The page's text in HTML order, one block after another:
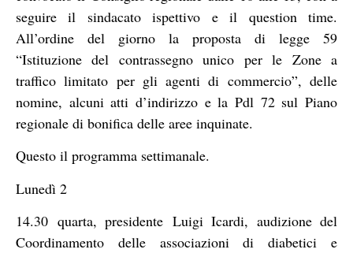
seguire il sindacato ispettivo e il question time.
All’ordine del giorno la proposta di legge 59
“Istituzione del contrassegno unico per le Zone a
traffico limitato per gli agenti di commercio”, delle
nomine, alcuni atti d’indirizzo e la Pdl 72 sul Piano
regionale di bonifica delle aree inquinate.
Questo il programma settimanale.
Lunedì 2
14.30 quarta, presidente Luigi Icardi, audizione del
Coordinamento delle associazioni di diabetici e